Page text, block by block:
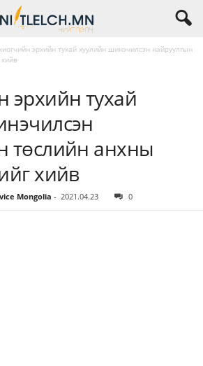
эрхийн тухай хуулийн шинэчилсэн найруулгын
эрхийн тухай
төслийн анхны
хийв
Mongolia - 2021.04.23 0